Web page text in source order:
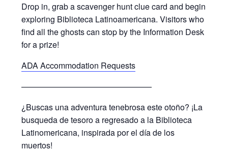
Drop in, grab a scavenger hunt clue card and begin
exploring Biblioteca Latinoamericana. Visitors who
find all the ghosts can stop by the Information Desk
for a prize!
ADA Accommodation Requests
————————————————
¿Buscas una adventura tenebrosa este otoño? ¡La
busqueda de tesoro a regresado a la Biblioteca
Latinomericana, inspirada por el día de los
muertos!